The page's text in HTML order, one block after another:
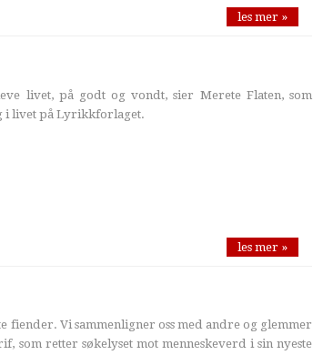
les mer »
livet, på godt og vondt, sier Merete Flaten, som
i livet på Lyrikkforlaget.
les mer »
fiender. Vi sammenligner oss med andre og glemmer
som retter søkelyset mot menneskeverd i sin nyeste